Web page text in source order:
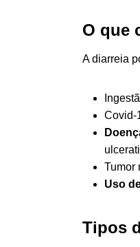
O que
A diarreia
Covid-
Tumor
Uso
Tipos